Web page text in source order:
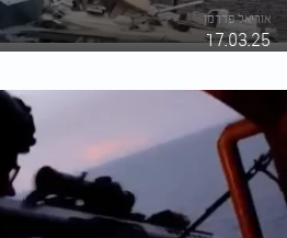
אוריאל פדרמן
17.03.25